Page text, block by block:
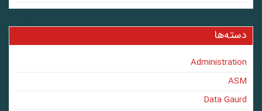
دسته‌ها
Administration
ASM
Data Gaurd